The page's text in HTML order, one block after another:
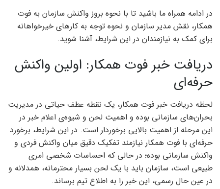
در ادامه همراه ما باشید تا با نحوه بروز واکنش سازمان به فوت
همکار، نقش مدیر سازمان و نحوه توجه به کارهای خیرخواهانه
برای کمک به نیازمندان در این شرایط، آشنا شوید.
دریافت خبر فوت همکار: اولین واکنش
حرفه‌ای
لحظه دریافت خبر فوت همکار، یک نقطه عطف حیاتی در مدیریت
بحران‌های سازمانی بوده و اهمیت لحن و شیوه‌ی اعلام خبر در
این مرحله از اهمیت بالایی برخوردار است. در این شرایط، برخورد
حرفه‌ای با فوت همکار نیازمند تفکیک دقیق میان واکنش فردی و
واکنش سازمانی بوده؛ در حالی که احساسات شخصی امری
طبیعی است، سازمان باید با یک لحن بسیار محترمانه، همدلانه و
در عین حال رسمی، این خبر را به اطلاع تیم برساند.